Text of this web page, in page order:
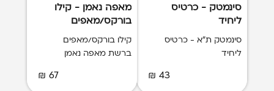
סינמטק - כרטיס
ליחיד
סינמטק ת"א - כרטיס
ליחיד
43 ₪
מאפה נאמן - קילו
בורקס/מאפים
קילו בורקס/מאפים
ברשת מאפה נאמן
67 ₪